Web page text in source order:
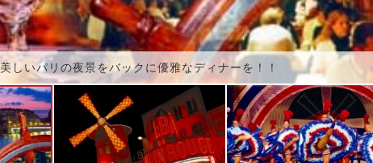
美しいパリの夜景をバックに優雅なディナーを！！